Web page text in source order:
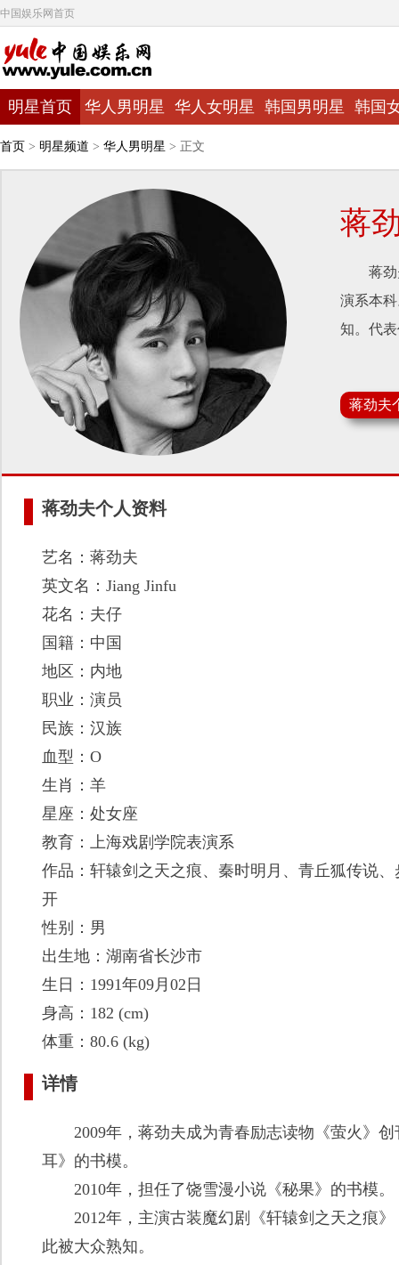
中国娱乐网首页
明星首页 华人男明星 华人女明星 韩国男明星 韩国
首页 > 明星频道 > 华人男明星 > 正文
蒋
蒋劲夫
演系本
知。代
蒋劲夫
蒋劲夫个人资料
艺名：蒋劲夫
英文名：Jiang Jinfu
花名：夫仔
国籍：中国
地区：内地
职业：演员
民族：汉族
血型：O
生肖：羊
星座：处女座
教育：上海戏剧学院表演系
作品：轩辕剑之天之痕、秦时明月、青丘狐传说
开
性别：男
出生地：湖南省长沙市
生日：1991年09月02日
身高：182 (cm)
体重：80.6 (kg)
详情
2009年，蒋劲夫成为青春励志读物《萤火》创
耳》的书模。
2010年，担任了饶雪漫小说《秘果》的书模。
2012年，主演古装魔幻剧《轩辕剑之天之痕》
此被大众熟知。